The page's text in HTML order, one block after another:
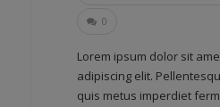
0
Lorem ipsum dolor sit
adipiscing elit.
quis metus imperdiet